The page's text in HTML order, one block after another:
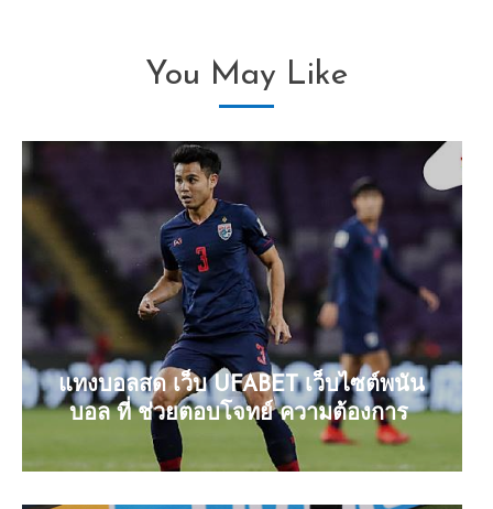
You May Like
แทงบอลสด เว็บ UFABET เว็บไซต์พนัน
บอล ที่ ช่วยตอบโจทย์ ความต้องการ